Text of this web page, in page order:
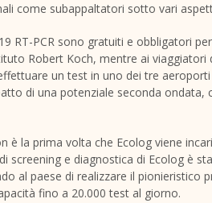
come subappaltatori sotto vari
RT-PCR sono gratuiti e obbligatori
Robert Koch, mentre ai
un test in uno dei tre
di una potenziale seconda
è la prima volta che Ecolog viene
screening e diagnostica di Ecolog è
al paese di realizzare il pionieristico
fino a 20.000 test al giorno.